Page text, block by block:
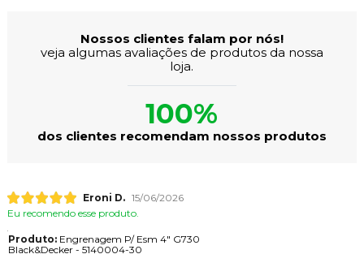
Nossos clientes falam por nós!
veja algumas avaliações de produtos da nossa
loja.
100%
dos clientes recomendam nossos produtos
Eroni D. 15/06/2026
Eu recomendo esse produto.
Produto:Engrenagem P/ Esm 4" G730
Black&Decker - 5140004-30